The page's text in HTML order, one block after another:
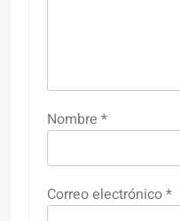
Nombre *
Correo electrónico*